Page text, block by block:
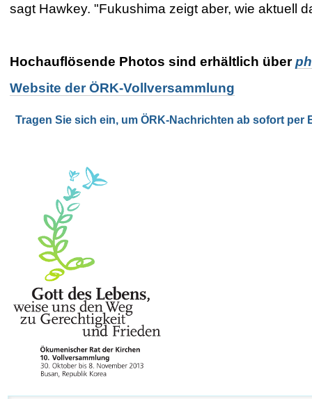
sagt Hawkey. "Fukushima zeigt aber, wie aktuell
Hochauflösende Photos sind erhältlich über
Website der ÖRK-Vollversammlung
Tragen Sie sich ein, um ÖRK-Nachrichten ab sofort per